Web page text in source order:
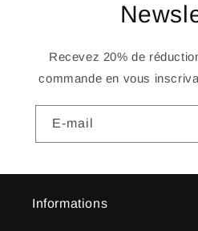
Recevez 20% de
commande en vous
E-mail
Informations